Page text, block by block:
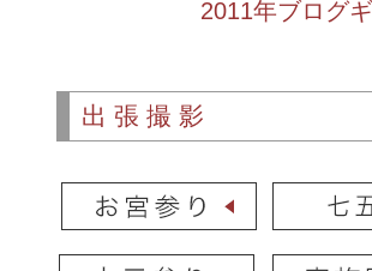
2011年ブログ
出張撮影